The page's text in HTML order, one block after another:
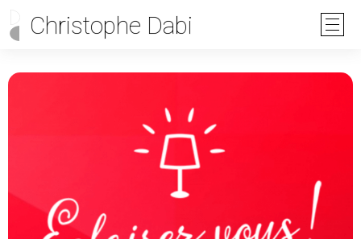
Christophe Dabi